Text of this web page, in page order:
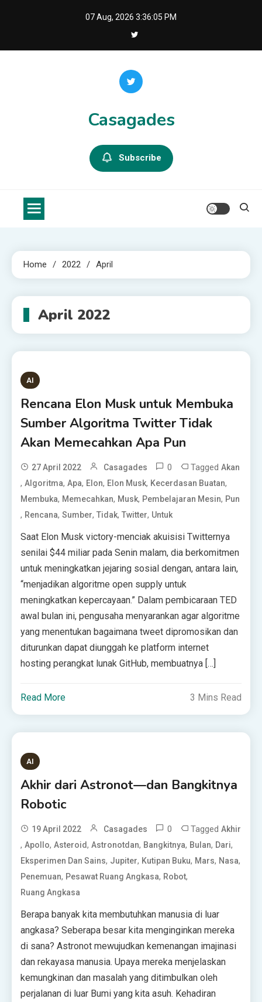
07 Aug, 2026 3:36:05 PM
Casagades
Subscribe
Home 2022 April
April 2022
AI
Rencana Elon Musk untuk Membuka
Sumber Algoritma Twitter Tidak
Akan Memecahkan Apa Pun
27 April 2022 Casagades 0 TaggedAkan
,Algoritma,Apa, Elon, Elon Musk, Kecerdasan Buatan,
Membuka, Memecahkan, Musk, Pembelajaran Mesin, Pun
, Rencana,Sumber,Tidak,Twitter, Untuk
Saat Elon Musk victory-menciak akuisisi Twitternya
senilai $44 miliar pada Senin malam, dia berkomitmen
untuk meningkatkan jejaring sosial dengan, antara lain,
“menjadikan algoritme open supply untuk
meningkatkan kepercayaan.” Dalam pembicaraan TED
awal bulan ini, pengusaha menyarankan agar algoritme
yang menentukan bagaimana tweet dipromosikan dan
diturunkan dapat diunggah ke platform internet
hosting perangkat lunak GitHub, membuatnya […]
Read More 3 Mins Read
AI
Akhir dari Astronot—dan Bangkitnya
Robotic
19 April 2022 Casagades 0 TaggedAkhir
,Apollo,Asteroid,Astronotdan, Bangkitnya, Bulan, Dari,
Eksperimen Dan Sains, Jupiter, Kutipan Buku, Mars, Nasa,
Penemuan, Pesawat Ruang Angkasa, Robot,
Ruang Angkasa
Berapa banyak kita membutuhkan manusia di luar
angkasa? Seberapa besar kita menginginkan mereka
di sana? Astronot mewujudkan kemenangan imajinasi
dan rekayasa manusia. Upaya mereka menjelaskan
kemungkinan dan masalah yang ditimbulkan oleh
perjalanan di luar Bumi yang kita asuh. Kehadiran